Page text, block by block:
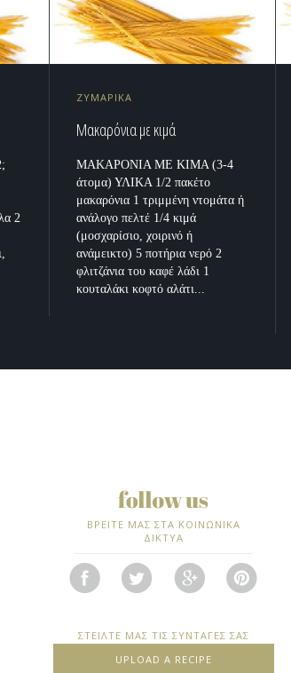
2
ΖΥΜΑΡΙΚΑ
Μακαρόνια με κιμά
ΜΑΚΑΡΟΝΙΑ ΜΕ ΚΙΜΑ (3-4
άτομα) ΥΛΙΚΑ 1/2 πακέτο
μακαρόνια 1 τριμμένη ντομάτα ή
ανάλογο πελτέ 1/4 κιμά
(μοσχαρίσιο, χοιρινό ή
ανάμεικτο) 5 ποτήρια νερό 2
φλιτζάνια του καφέ λάδι 1
κουταλάκι κοφτό αλάτι...
ΒΡΕΙΤΕ ΜΑΣ ΣΤΑ ΚΟΙΝΩΝΙΚΑ
ΔΙΚΤΥΑ
ΣΤΕΙΛΤΕ ΜΑΣ ΤΙΣ ΣΥΝΤΑΓΕΣ ΣΑΣ
UPLOAD A RECIPE